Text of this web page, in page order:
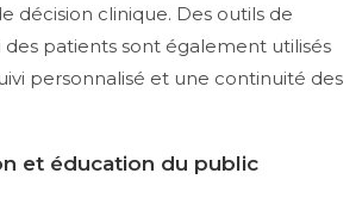
décision clinique. Des outils de
des patients sont également utilisés
personnalisé et une continuité des
et éducation du public